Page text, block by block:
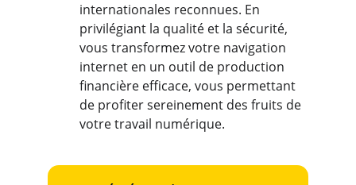
internationales reconnues. En
privilégiant la qualité et la sécurité,
vous transformez votre navigation
internet en un outil de production
financière efficace, vous permettant
de profiter sereinement des fruits de
votre travail numérique.